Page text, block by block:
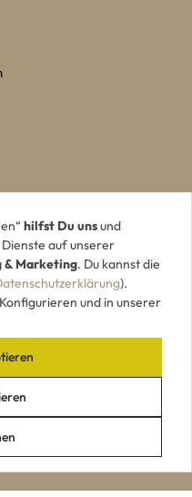
hilfst Du unsund
auf unserer
& Marketing. Du kannst die
).
und in unserer